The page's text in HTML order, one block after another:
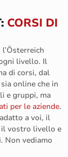
CORSI DI
Österreich
livello. Il
di corsi, dal
online che in
e gruppi, ma
per le aziende.
a voi, il
il vostro livello e
Non vediamo